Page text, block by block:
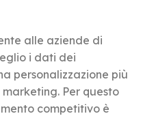
alle aziende di
i dati dei
personalizzazione più
Per questo
competitivo è